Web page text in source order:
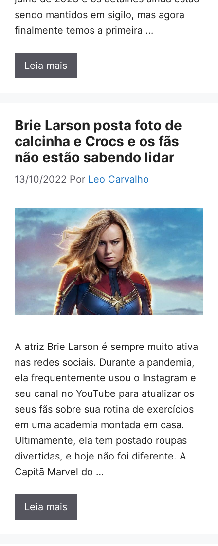
sendo mantidos em sigilo, mas agora
finalmente temos a primeira …
Leia mais
Brie Larson posta foto de
calcinha e Crocs e os fãs
não estão sabendo lidar
13/10/2022 Por Leo Carvalho
A atriz Brie Larson é sempre muito ativa
nas redes sociais. Durante a pandemia,
ela frequentemente usou o Instagram e
seu canal no YouTube para atualizar os
seus fãs sobre sua rotina de exercícios
em uma academia montada em casa.
Ultimamente, ela tem postado roupas
divertidas, e hoje não foi diferente. A
Capitã Marvel do …
Leia mais